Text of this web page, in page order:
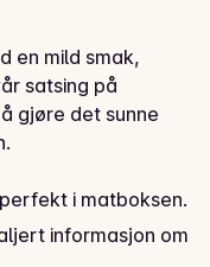
en mild smak,
satsing på
gjøre det sunne
i matboksen.
matpakken, men
eller en snack
informasjon om